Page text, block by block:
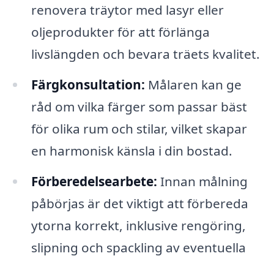
renovera träytor med lasyr eller
oljeprodukter för att förlänga
livslängden och bevara träets kvalitet.
Färgkonsultation: Målaren kan ge
råd om vilka färger som passar bäst
för olika rum och stilar, vilket skapar
en harmonisk känsla i din bostad.
Förberedelsearbete: Innan målning
påbörjas är det viktigt att förbereda
ytorna korrekt, inklusive rengöring,
slipning och spackling av eventuella